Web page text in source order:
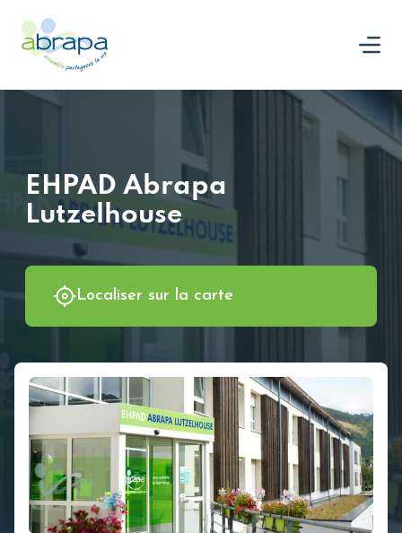
EHPAD Abrapa
Lutzelhouse
Localiser sur la carte